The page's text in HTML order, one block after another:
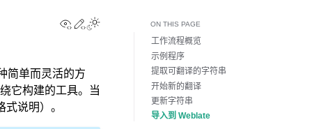
View this page
Edit this page
Toggle Light / Dark / Auto color theme
简单而灵活的方
它构建的工具。当
式说明）。
ON THIS PAGE
工作流程概览
示例程序
提取可翻译的字符串
开始新的翻译
更新字符串
导入到 Weblate